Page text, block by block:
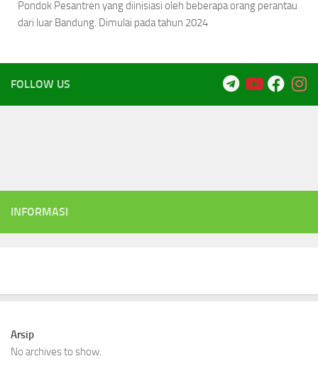
Pondok Pesantren yang diinisiasi oleh beberapa orang perantau
dari luar Bandung. Dimulai pada tahun 2024
FOLLOW US
INFORMASI
Arsip
No archives to show.